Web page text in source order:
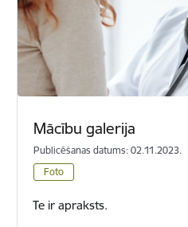
Mācību galerija
Publicēšanas datums: 02.11.2023.
Foto
Te ir apraksts.